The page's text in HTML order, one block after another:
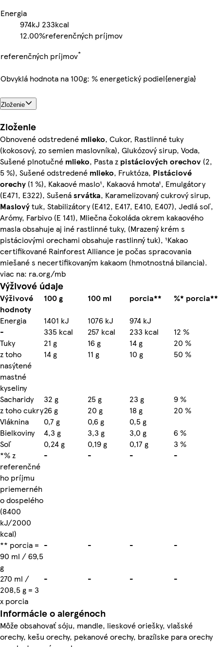
Energia
974kJ 233kcal
12.00%referenčných príjmov
referenčných príjmov*
Obvyklá hodnota na 100g: % energetický podiel{energia}
Zloženie
Zloženie
Obnovené odstredené mlieko, Cukor, Rastlinné tuky
(kokosový, zo semien maslovníka), Glukózový sirup, Voda,
Sušené plnotučné mlieko, Pasta z pistáciových orechov (2,
5 %), Sušené odstredené mlieko, Fruktóza, Pistáciové
orechy (1 %), Kakaové maslo¹, Kakaová hmota¹, Emulgátory
(E471, E322), Sušenásrvátka, Karamelizovaný cukrový sirup,
Maslovýtuk, Stabilizátory (E412, E417, E410, E407), Jedlá soľ,
Arómy, Farbivo (E 141), Mliečna čokoláda okrem kakaového
masla obsahuje aj iné rastlinné tuky, (Mrazený krém s
pistáciovými orechami obsahuje rastlinný tuk), ¹Kakao
certifikované Rainforest Alliance je počas spracovania
miešané s necertifikovaným kakaom (hmotnostná bilancia).
viac na: ra.org/mb
Výživové údaje
Výživové
hodnoty
100 g 100 ml porcia**
%* porcia**
Energia
1401 kJ 1076 kJ
974 kJ
-
335 kcal 257 kcal 233 kcal
12 %
Tuky
21 g 16 g 14 g
20 %
z toho
nasýtené
mastné
kyseliny
14 g 11 g 10 g 50 %
Sacharidy 32 g 25 g 23 g
9 %
z toho cukry26 g 20 g 18 g
20 %
Vláknina
0,7 g 0,6 g
0,5 g
Bielkoviny
4,3 g 3,3 g 3,0 g
6 %
Soľ
0,24 g 0,19 g 0,17 g
3 %
*% z
referenčné
ho príjmu
priemernéh
o dospelého
(8400
kJ/2000
kcal)
- - - -
** porcia =
90 ml / 69,5
g
- - - -
270 ml /
208,5 g = 3
x porcia
- - - -
Informácie o alergénoch
Môže obsahovať sóju, mandle, lieskové oriešky, vlašské
orechy, kešu orechy, pekanové orechy, brazílske para orechy